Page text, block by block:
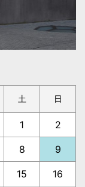
土 日
1 2
8 9
15 16